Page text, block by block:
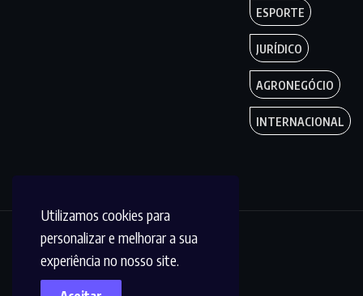
Utilizamos cookies para
personalizar e melhorar a sua
experiência no nosso site.
ESPORTE
JURÍDICO
AGRONEGÓCIO
INTERNACIONAL
Copyright by